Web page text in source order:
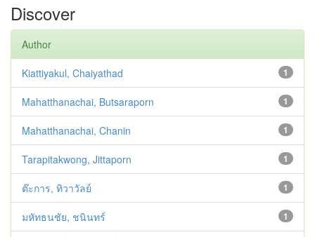
Discover
Author
1
Kiattiyakul, Chaiyathad
1
Mahatthanachai, Butsaraporn
1
Mahatthanachai, Chanin
1
Tarapitakwong, Jittaporn
1
ต๊ะการ, ทิวาวัลย์
1
มหัทธนชัย, ชนินทร์